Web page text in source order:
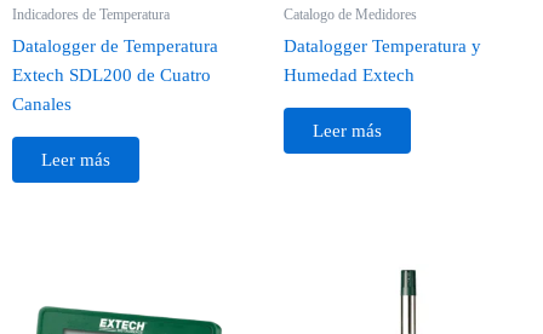
Indicadores de Temperatura
Datalogger de Temperatura
Extech SDL200 de Cuatro
Canales
Leer más
Catalogo de Medidores
Datalogger Temperatura y
Humedad Extech
Leer más